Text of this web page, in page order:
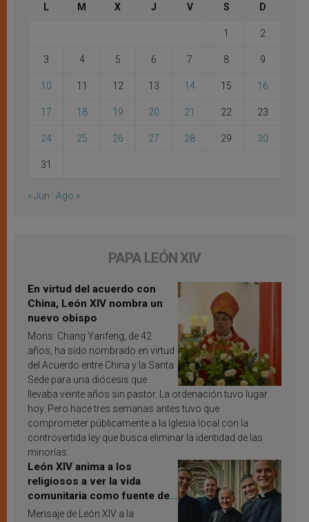
L M X J V S D
1 2
3 4 5 6 7 8 9
10 11 12 13 14 15 16
17 18 19 20 21 22 23
24 25 26 27 28 29 30
31
« Jun Ago »
PAPA LEÓN XIV
En virtud del acuerdo con
China, León XIV nombra un
nuevo obispo
Mons. Chang Yanfeng, de 42
años, ha sido nombrado en virtud
del Acuerdo entre China y la Santa
Sede para una diócesis que
llevaba veinte años sin pastor. La ordenación tuvo lugar
hoy. Pero hace tres semanas antes tuvo que
comprometer públicamente a la Iglesia local con la
controvertida ley que busca eliminar la identidad de las
minorías.
León XIV anima a los
religiosos a ver la vida
comunitaria como fuente de
inspiración y santificación
Mensaje de León XIV a la